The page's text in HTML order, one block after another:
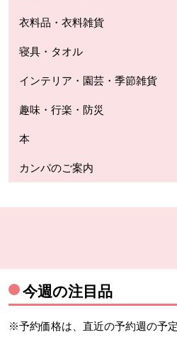
衣料品・衣料雑貨
寝具・タオル
インテリア・園芸・季節雑貨
趣味・行楽・防災
本
カンパのご案内
今週の注目品
※予約価格は、直近の予約週の予